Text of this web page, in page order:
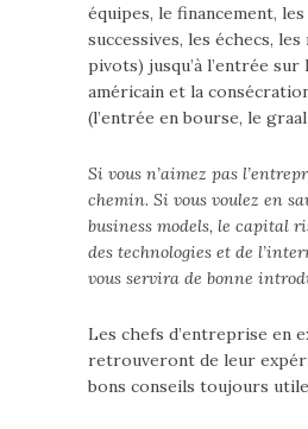
équipes, le financement,
successives, les échecs,
pivots) jusqu’à l’entrée sur
américain et la
(l’entrée en bourse, le
Si vous n’aimez pas
chemin. Si vous voulez en
business models, le capital
des technologies et de
vous servira de bonne
Les chefs d’entreprise en
retrouveront de leur
bons conseils toujours